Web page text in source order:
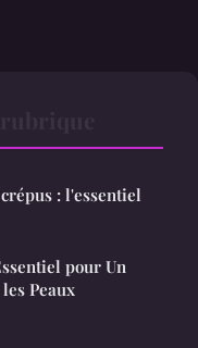
: l'essentiel
pour Un
Peaux